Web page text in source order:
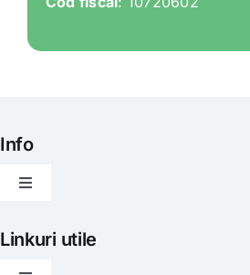
Info
Toggle
Articole
Linkuri utile